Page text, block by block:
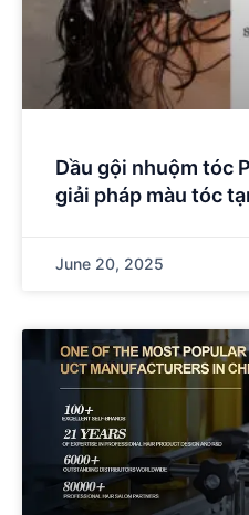
Dầu gội nhuộm tóc
giải pháp màu tóc
June 20, 2025